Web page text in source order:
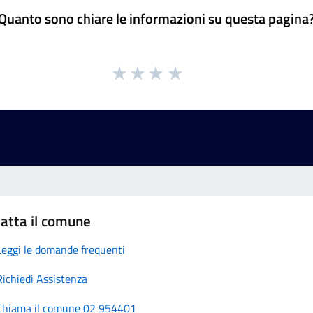
sono chiare le informazioni su questa
il comune
le domande frequenti
Assistenza
il comune 02 954401